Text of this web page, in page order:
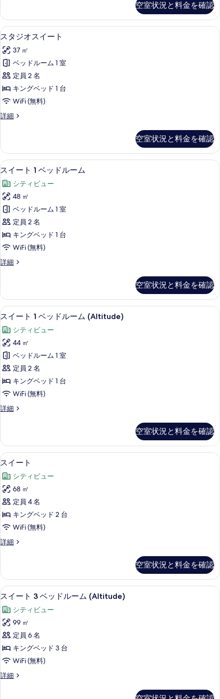
の
写
真
を
表
示
す
る
(Mini)
の
詳
空室状況と料金を確認
ス
タ
ジ
オ
ス
イ
ト
す
べ
て
の
写
真
を
表
示
す
50 インチのスマートテレビ (デジタ
7
スタジオスイート
37 ㎡
ベッドルーム 1 室
定員 2 名
キングベッド 1 台
WiFi (無料)
詳細
ス
ス
イ
ー
の
詳
細
空室状況と料金を確認
ス
イ
ー
ト
ベ
ッ
ド
ル
ム
の
す
べ
て
の
写
真
を
表
る
セーフティボックス (室内)、防音設
8
スイート 1 ベッドルーム
シティビュー
48 ㎡
ベッドルーム 1 室
定員 2 名
キングベッド 1 台
WiFi (無料)
詳細
ス
1
ベ
ッ
ル
ー
ム
の
詳
細
空室状況と料金を確認
ス
イ
ー
ト
ベ
ッ
ド
ル
ム
(Altitude)
の
す
べ
て
の
写
真
示
す
る
スイート 1 ベッドルーム (Altitude) |
6
スイート 1 ベッドルーム (Altitude)
シティビュー
44 ㎡
ベッドルーム 1 室
定員 2 名
キングベッド 1 台
WiFi (無料)
詳細
ス
1
ベ
ッ
ル
ー
ム
(Altitude)
の
詳
細
空室状況と料金を確認
ス
イ
ー
ト
の
す
て
写
真
を
表
示
す
る
スイート | セーフティボックス (室
10
スイート
シティビュー
68 ㎡
定員 4 名
キングベッド 2 台
WiFi (無料)
詳細
ス
の
詳
細
空室状況と料金を確認
ス
イ
ー
ト
3
ベ
ッ
ド
スイート 3 ベッドルーム (Altitude) |
9
スイート 3 ベッドルーム (Altitude)
シティビュー
99 ㎡
定員 6 名
キングベッド 3 台
WiFi (無料)
詳細
ス